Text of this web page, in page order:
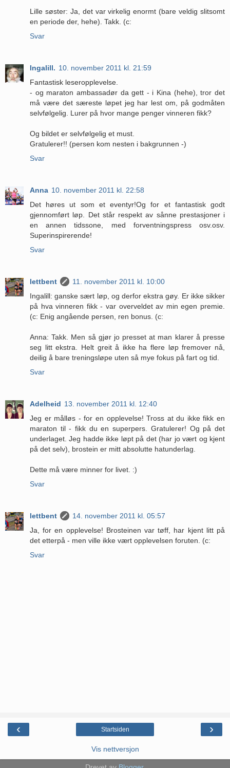
Lille søster: Ja, det var virkelig enormt (bare veldig slitsomt
en periode der, hehe). Takk. (c:
Svar
Ingalill. 10. november 2011 kl. 21:59
Fantastisk leseropplevelse.
- og maraton ambassadør da gett - i Kina (hehe), tror det
må være det særeste løpet jeg har lest om, på godmåten
selvfølgelig. Lurer på hvor mange penger vinneren fikk?
Og bildet er selvfølgelig et must.
Gratulerer!! (persen kom nesten i bakgrunnen -)
Svar
Anna 10. november 2011 kl. 22:58
Det høres ut som et eventyr!Og for et fantastisk godt
gjennomført løp. Det står respekt av sånne prestasjoner i
en annen tidssone, med forventningspress osv.osv.
Superinspirerende!
Svar
lettbent
11. november 2011 kl. 10:00
Ingalill: ganske sært løp, og derfor ekstra gøy. Er ikke sikker
på hva vinneren fikk - var overveldet av min egen premie.
(c: Enig angående persen, ren bonus. (c:
Anna: Takk. Men så gjør jo presset at man klarer å presse
seg litt ekstra. Helt greit å ikke ha flere løp fremover nå,
deilig å bare treningsløpe uten så mye fokus på fart og tid.
Svar
Adelheid 13. november 2011 kl. 12:40
Jeg er målløs - for en opplevelse! Tross at du ikke fikk en
maraton til - fikk du en superpers. Gratulerer! Og på det
underlaget. Jeg hadde ikke løpt på det (har jo vært og kjent
på det selv), brostein er mitt absolutte hatunderlag.
Dette må være minner for livet. :)
Svar
lettbent
14. november 2011 kl. 05:57
Ja, for en opplevelse! Brosteinen var tøff, har kjent litt på
det etterpå - men ville ikke vært opplevelsen foruten. (c:
Svar
‹ ›
Startsiden
Vis nettversjon